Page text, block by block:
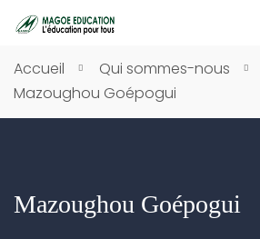
Accueil
Qui sommes-nous
Mazoughou Goépogui
Mazoughou Goépogui